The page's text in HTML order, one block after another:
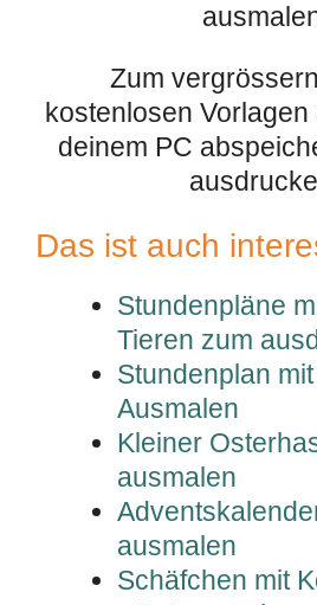
Zum
kostenlosen
deinem PC
Das ist auch
Stundenpläne
Tieren zum
Stundenplan
Ausmalen
Kleiner
ausmalen
ausmalen
Schäfchen mit